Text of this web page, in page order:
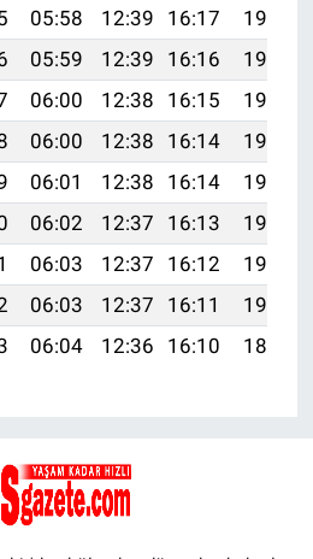
05:58 12:39 16:17
19:10
05:59 12:39 16:16
19:08
06:00 12:38 16:15
19:07
06:00 12:38 16:14
19:06
06:01 12:38 16:14
19:04
06:02 12:37 16:13
19:03
06:03 12:37 16:12
19:01
06:03 12:37 16:11
19:00
06:04 12:36 16:10 18:58